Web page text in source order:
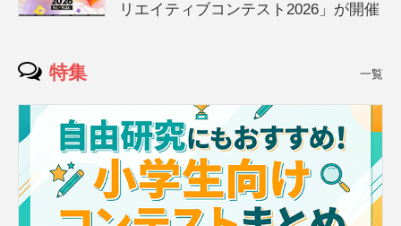
リエイティブコンテスト2026」が開催
特集 一覧